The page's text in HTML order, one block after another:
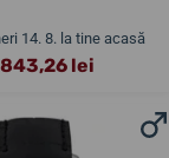
14. 8. la tine acasă
lei